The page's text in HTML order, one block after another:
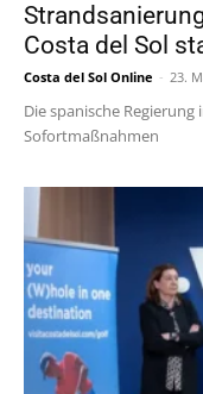
Costa del Sol
Costa del Sol Online - 23.
Die spanische
Sofortmaßnahmen